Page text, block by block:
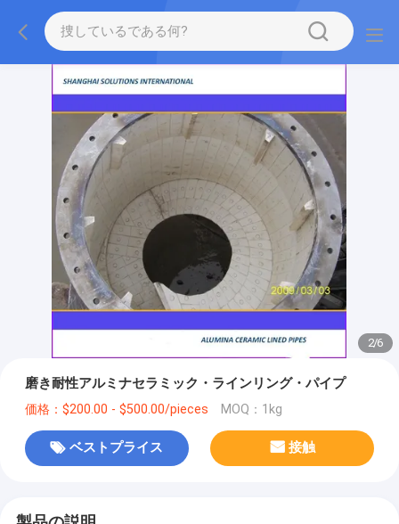
2/6
磨き耐性アルミナセラミック・ラインリング・パイプ
価格：$200.00 - $500.00/pieces MOQ：1kg
ベストプライス 接触